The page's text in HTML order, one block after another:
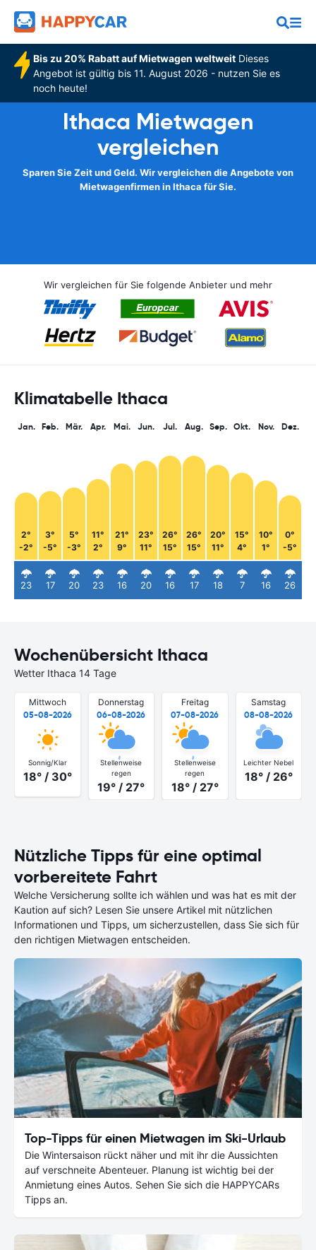
Bis zu 20% Rabatt auf Mietwagen weltweitDieses
Angebot ist gültig bis 11. August 2026 - nutzen Sie es
noch heute!
Ithaca Mietwagen
vergleichen
Sparen Sie Zeit und Geld. Wir vergleichen die Angebote von
Mietwagenfirmen in Ithaca für Sie.
Wir vergleichen für Sie folgende Anbieter und mehr
Klimatabelle Ithaca
Jan.
2°
-2°
23
Feb.
3°
-5°
17
Mär.
5°
-3°
20
Apr.
11°
2°
23
Mai.
21°
9°
16
Jun.
23°
11°
20
Jul.
26°
15°
16
Aug.
26°
15°
17
Sep.
20°
11°
18
Okt.
15°
4°
7
Nov.
10°
1°
16
Dez.
0°
-5°
26
Wochenübersicht Ithaca
Wetter Ithaca 14 Tage
Mittwoch
05-08-2026
Sonnig/Klar
18° / 30°
Donnerstag
06-08-2026
Stellenweise
regen
19° / 27°
Freitag
07-08-2026
Stellenweise
regen
18° / 27°
Samstag
08-08-2026
Leichter Nebel
18° / 26°
Nützliche Tipps für eine optimal
vorbereitete Fahrt
Welche Versicherung sollte ich wählen und was hat es mit der
Kaution auf sich? Lesen Sie unsere Artikel mit nützlichen
Informationen und Tipps, um sicherzustellen, dass Sie sich für
den richtigen Mietwagen entscheiden.
Top-Tipps für einen Mietwagen im Ski-Urlaub
Die Wintersaison rückt näher und mit ihr die Aussichten
auf verschneite Abenteuer. Planung ist wichtig bei der
Anmietung eines Autos. Sehen Sie sich die HAPPYCARs
Tipps an.